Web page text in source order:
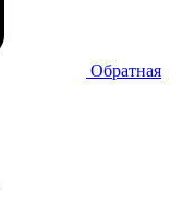
Обратная